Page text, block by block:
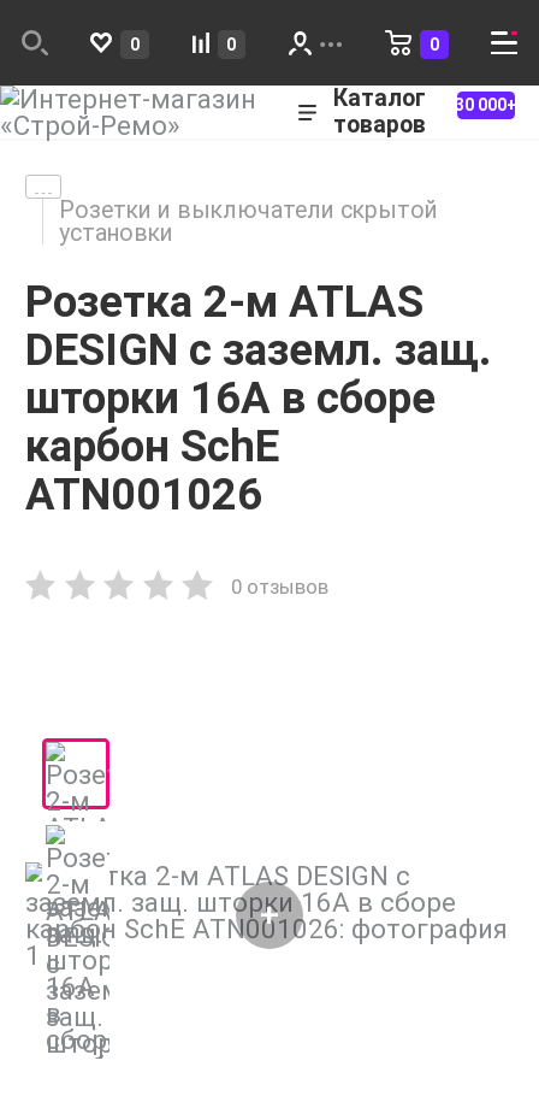
0 0 0
Каталог
товаров
30 000+
Розетки и выключатели скрытой
установки
Розетка 2-м ATLAS
DESIGN с заземл. защ.
шторки 16А в сборе
карбон SchE
ATN001026
0 отзывов